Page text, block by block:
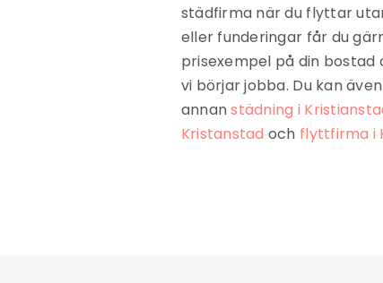
städfirma när du flyttar
eller funderingar får du
prisexempel på din
vi börjar jobba. Du kan
annanstädning i
Kristanstad och flyttfirma i